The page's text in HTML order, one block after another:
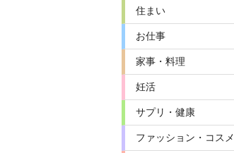
住まい
お仕事
家事・料理
妊活
サプリ・健康
ファッション・コスメ